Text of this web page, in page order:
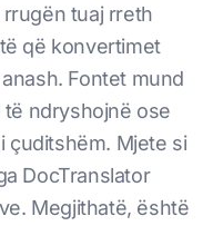
tuaj rreth
që konvertimet
Fontet mund
ndryshojnë ose
çuditshëm. Mjete si
DocTranslator
Megjithatë, është